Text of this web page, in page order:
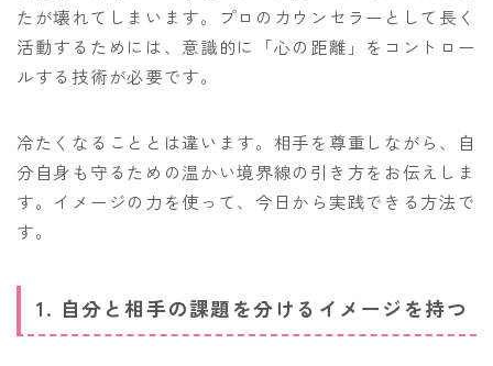
たが壊れてしまいます。プロのカウンセラーとして長く
活動するためには、意識的に「心の距離」をコントロー
ルする技術が必要です。
冷たくなることとは違います。相手を尊重しながら、自
分自身も守るための温かい境界線の引き方をお伝えしま
す。イメージの力を使って、今日から実践できる方法で
す。
1. 自分と相手の課題を分けるイメージを持つ